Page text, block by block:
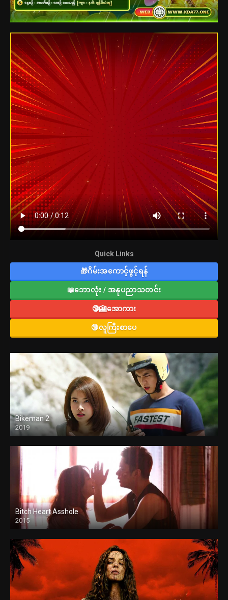
Quick Links
🎁ဂိမ်းအကောင့်ဖွင့်ရန်
📖ဘောလုံး / အနုပညာသတင်း
🔞🎦အောကား
🔞လူကြီးစာပေ
Bikeman 2
2019
Bitch Heart Asshole
2015